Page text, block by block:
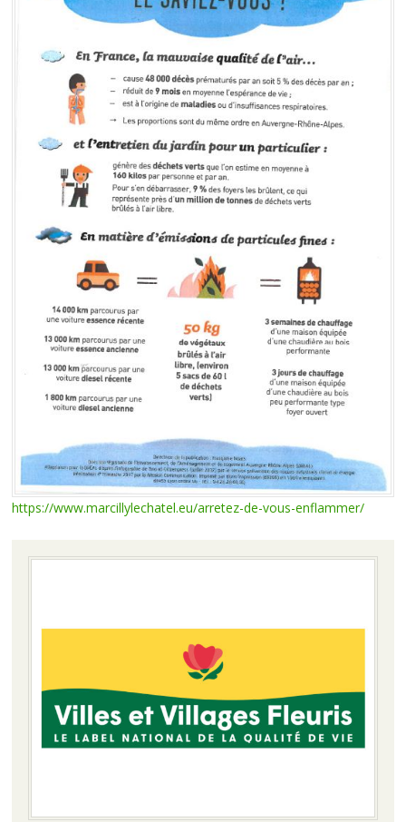
https://www.marcillylechatel.eu/arretez-de-vous-enflammer/